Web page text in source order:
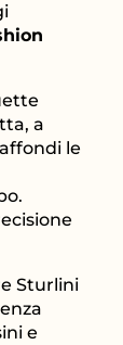
a
le
Sturlini
e